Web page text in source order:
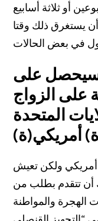
أو ثلاثة أسابيع
يستغرق ذلك وقتا
سيحصل على
على الزواج
المتحدة
أمريكي(ة)
ولكن تعيش
أن تتقدم بطلب من
الهجرة والمواطنة